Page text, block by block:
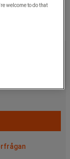
welcome to do that